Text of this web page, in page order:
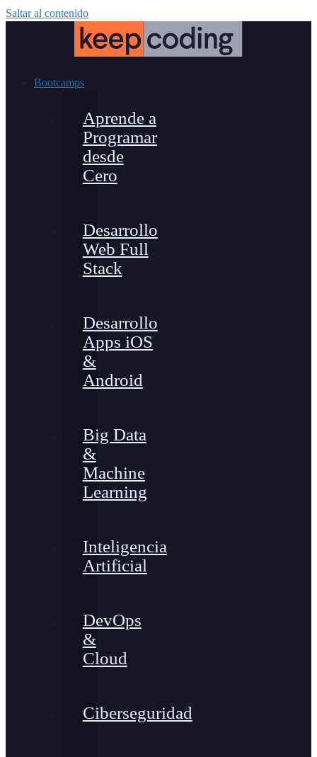
Saltar al contenido
Bootcamps
Aprende a
Programar
desde
Cero
Desarrollo
Web Full
Stack
Desarrollo
Apps iOS
&
Android
Big Data
&
Machine
Learning
Inteligencia
Artificial
DevOps
&
Cloud
Ciberseguridad